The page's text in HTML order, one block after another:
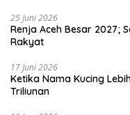
25 Juni 2026
Renja Aceh Besar 2027;
Rakyat
17 Juni 2026
Ketika Nama Kucing
Triliunan